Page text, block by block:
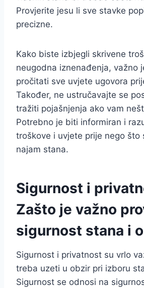
Provjerite jesu li sve stavke
precizne.
Kako biste izbjegli skrivene
neugodna iznenađenja, važno
pročitati sve uvjete ugovora
Također, ne ustručavajte se
tražiti pojašnjenja ako vam
Potrebno je biti informiran i
troškove i uvjete prije nego što
najam stana.
Sigurnost i
Zašto je važno
sigurnost stana i
Sigurnost i privatnost su vrlo
treba uzeti u obzir pri izboru
Sigurnost se odnosi na